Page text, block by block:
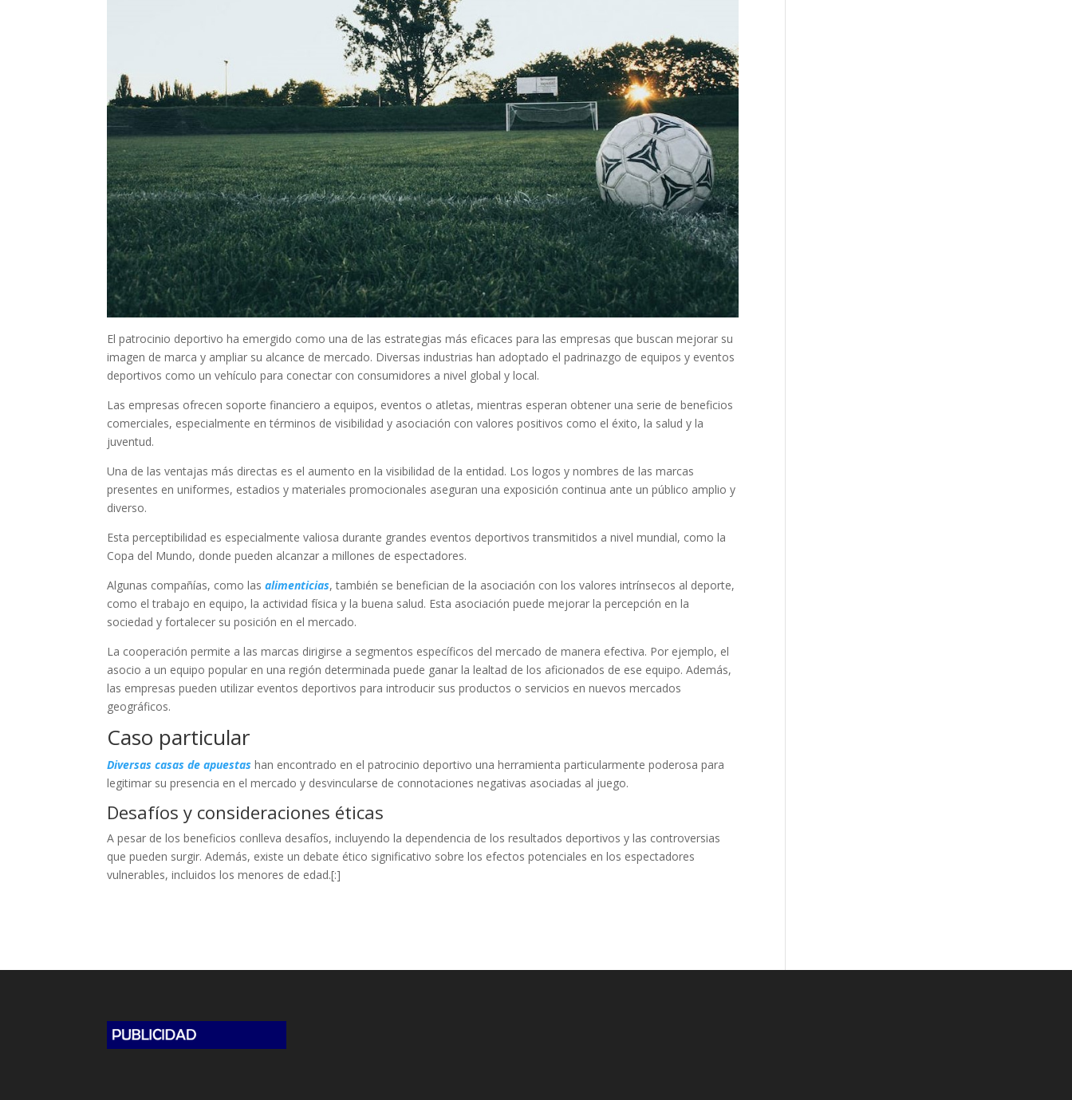
El patrocinio deportivo ha emergido como una de las estrategias más eficaces para las empresas que buscan mejorar su
imagen de marca y ampliar su alcance de mercado. Diversas industrias han adoptado el padrinazgo de equipos y eventos
deportivos como un vehículo para conectar con consumidores a nivel global y local.
Las empresas ofrecen soporte financiero a equipos, eventos o atletas, mientras esperan obtener una serie de beneficios
comerciales, especialmente en términos de visibilidad y asociación con valores positivos como el éxito, la salud y la
juventud.
Una de las ventajas más directas es el aumento en la visibilidad de la entidad. Los logos y nombres de las marcas
presentes en uniformes, estadios y materiales promocionales aseguran una exposición continua ante un público amplio y
diverso.
Esta perceptibilidad es especialmente valiosa durante grandes eventos deportivos transmitidos a nivel mundial, como la
Copa del Mundo, donde pueden alcanzar a millones de espectadores.
Algunas compañías, como lasalimenticias, también se benefician de la asociación con los valores intrínsecos al deporte,
como el trabajo en equipo, la actividad física y la buena salud. Esta asociación puede mejorar la percepción en la
sociedad y fortalecer su posición en el mercado.
La cooperación permite a las marcas dirigirse a segmentos específicos del mercado de manera efectiva. Por ejemplo, el
asocio a un equipo popular en una región determinada puede ganar la lealtad de los aficionados de ese equipo. Además,
las empresas pueden utilizar eventos deportivos para introducir sus productos o servicios en nuevos mercados
geográficos.
Caso particular
Diversas casas de apuestas han encontrado en el patrocinio deportivo una herramienta particularmente poderosa para
legitimar su presencia en el mercado y desvincularse de connotaciones negativas asociadas al juego.
Desafíos y consideraciones éticas
A pesar de los beneficios conlleva desafíos, incluyendo la dependencia de los resultados deportivos y las controversias
que pueden surgir. Además, existe un debate ético significativo sobre los efectos potenciales en los espectadores
vulnerables, incluidos los menores de edad.[:]